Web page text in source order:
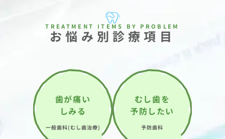
お悩み別診療項目
歯が痛い
しみる
一般歯科(むし歯治療)
むし歯を
予防したい
予防歯科